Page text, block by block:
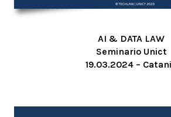
AI & DATA LAW
Seminario Unict
19.03.2024 –